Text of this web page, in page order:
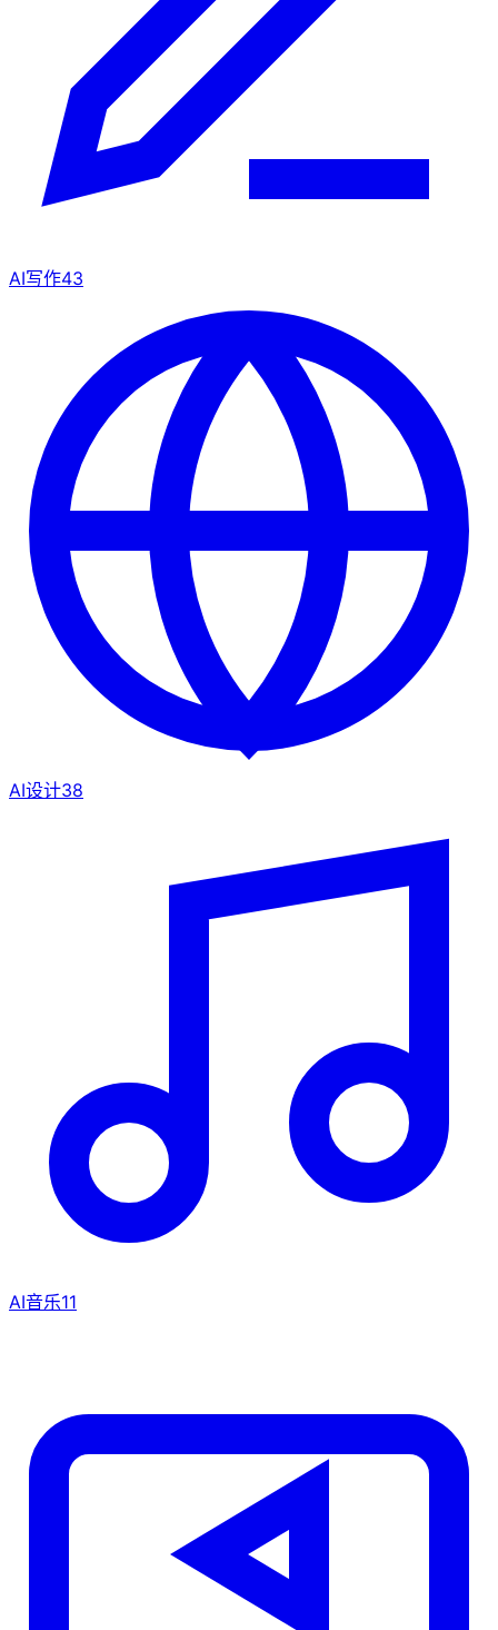
AI写作43
AI设计38
AI音乐11